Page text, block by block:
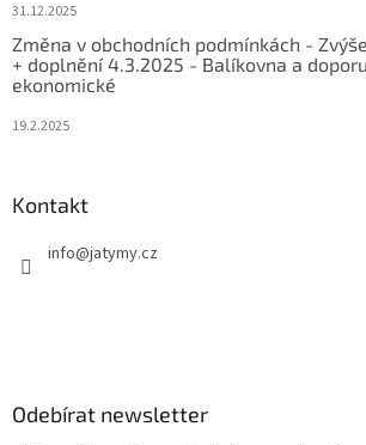
31.12.2025
Změna v obchodních podmínkách -
+ doplnění 4.3.2025 - Balíkovna a
ekonomické
19.2.2025
Kontakt
info@jatymy.cz
Odebírat newsletter